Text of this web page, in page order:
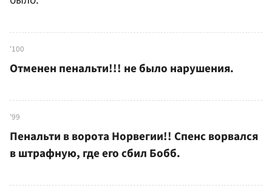
'100
Отменен пенальти!!! не было нарушения.
'99
Пенальти в ворота Норвегии!! Спенс ворвался
в штрафную, где его сбил Бобб.